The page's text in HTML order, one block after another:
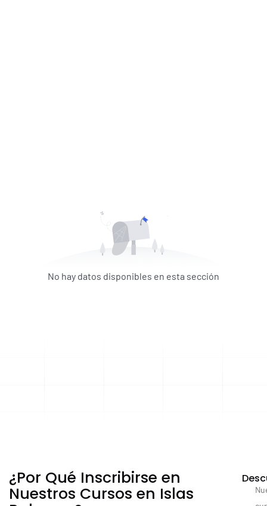
No hay datos disponibles en esta sección
¿Por Qué Inscribirse en
Nuestros Cursos en Islas